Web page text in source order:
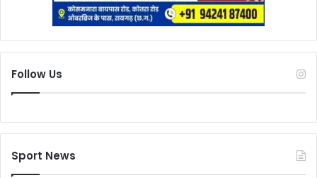
Follow Us
Sport News